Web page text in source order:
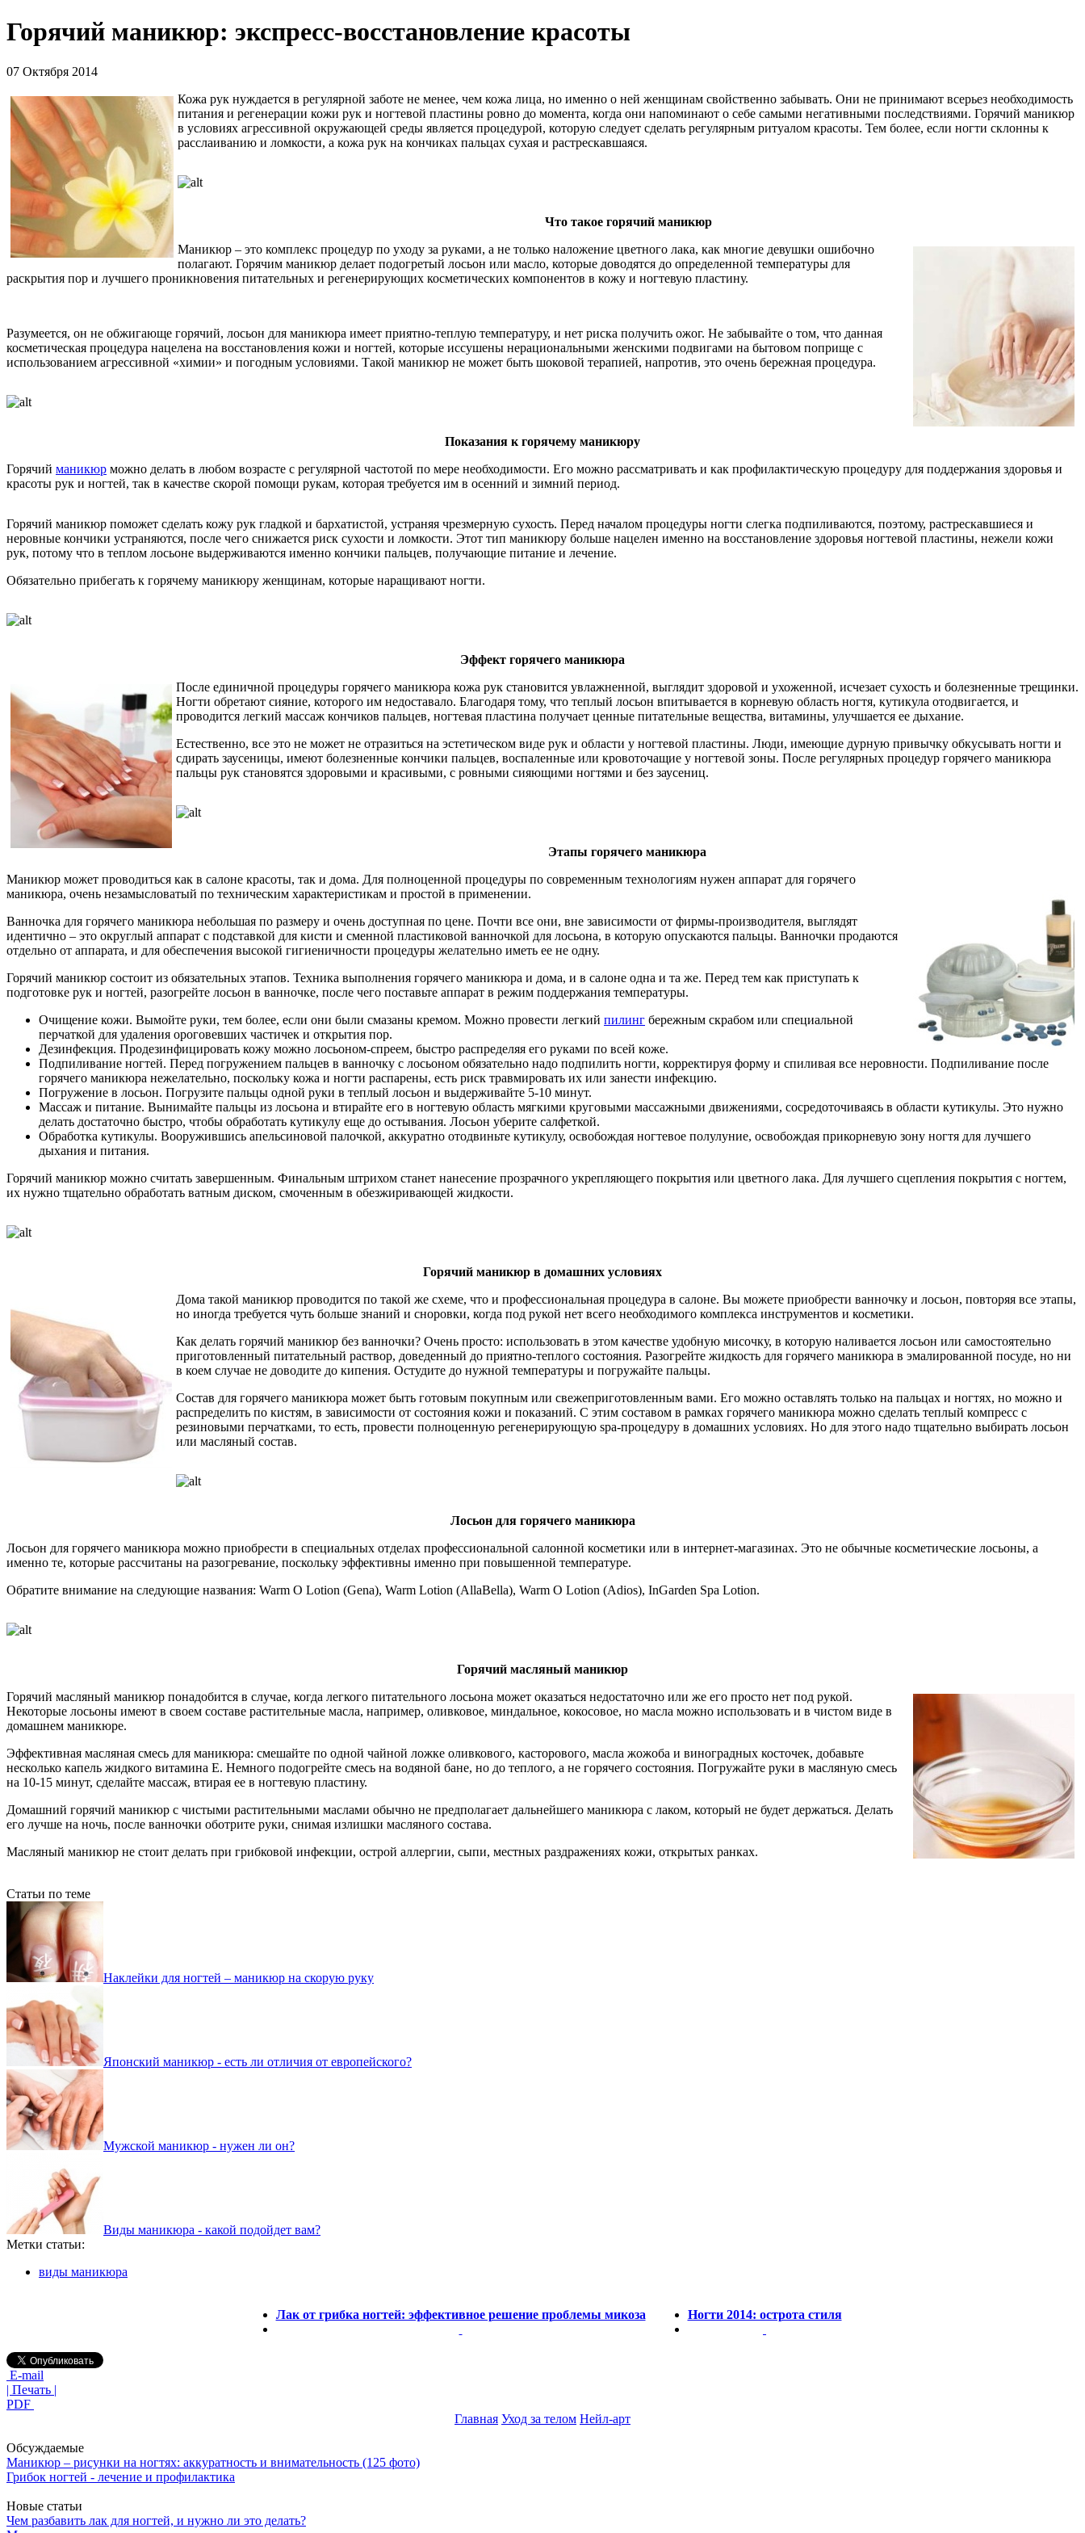
Горячий маникюр: экспресс-восстановление красоты
07 Октября 2014
Кожа рук нуждается в регулярной заботе не менее, чем кожа лица, но именно о ней женщинам свойственно забывать. Они не принимают всерьез необходимость
питания и регенерации кожи рук и ногтевой пластины ровно до момента, когда они напоминают о себе самыми негативными последствиями. Горячий маникюр
в условиях агрессивной окружающей среды является процедурой, которую следует сделать регулярным ритуалом красоты. Тем более, если ногти склонны к
расслаиванию и ломкости, а кожа рук на кончиках пальцах сухая и растрескавшаяся.
Что такое горячий маникюр
Маникюр – это комплекс процедур по уходу за руками, а не только наложение цветного лака, как многие девушки ошибочно
полагают. Горячим маникюр делает подогретый лосьон или масло, которые доводятся до определенной температуры для
раскрытия пор и лучшего проникновения питательных и регенерирующих косметических компонентов в кожу и ногтевую пластину.
Разумеется, он не обжигающе горячий, лосьон для маникюра имеет приятно-теплую температуру, и нет риска получить ожог. Не забывайте о том, что данная
косметическая процедура нацелена на восстановления кожи и ногтей, которые иссушены нерациональными женскими подвигами на бытовом поприще с
использованием агрессивной «химии» и погодным условиями. Такой маникюр не может быть шоковой терапией, напротив, это очень бережная процедура.
Показания к горячему маникюру
Горячий маникюр можно делать в любом возрасте с регулярной частотой по мере необходимости. Его можно рассматривать и как профилактическую процедуру для поддержания здоровья и
красоты рук и ногтей, так в качестве скорой помощи рукам, которая требуется им в осенний и зимний период.
Горячий маникюр поможет сделать кожу рук гладкой и бархатистой, устраняя чрезмерную сухость. Перед началом процедуры ногти слегка подпиливаются, поэтому, растрескавшиеся и
неровные кончики устраняются, после чего снижается риск сухости и ломкости. Этот тип маникюру больше нацелен именно на восстановление здоровья ногтевой пластины, нежели кожи
рук, потому что в теплом лосьоне выдерживаются именно кончики пальцев, получающие питание и лечение.
Обязательно прибегать к горячему маникюру женщинам, которые наращивают ногти.
Эффект горячего маникюра
После единичной процедуры горячего маникюра кожа рук становится увлажненной, выглядит здоровой и ухоженной, исчезает сухость и болезненные трещинки.
Ногти обретают сияние, которого им недоставало. Благодаря тому, что теплый лосьон впитывается в корневую область ногтя, кутикула отодвигается, и
проводится легкий массаж кончиков пальцев, ногтевая пластина получает ценные питательные вещества, витамины, улучшается ее дыхание.
Естественно, все это не может не отразиться на эстетическом виде рук и области у ногтевой пластины. Люди, имеющие дурную привычку обкусывать ногти и
сдирать заусеницы, имеют болезненные кончики пальцев, воспаленные или кровоточащие у ногтевой зоны. После регулярных процедур горячего маникюра
пальцы рук становятся здоровыми и красивыми, с ровными сияющими ногтями и без заусениц.
Этапы горячего маникюра
Маникюр может проводиться как в салоне красоты, так и дома. Для полноценной процедуры по современным технологиям нужен аппарат для горячего
маникюра, очень незамысловатый по техническим характеристикам и простой в применении.
Ванночка для горячего маникюра небольшая по размеру и очень доступная по цене. Почти все они, вне зависимости от фирмы-производителя, выглядят
идентично – это округлый аппарат с подставкой для кисти и сменной пластиковой ванночкой для лосьона, в которую опускаются пальцы. Ванночки продаются
отдельно от аппарата, и для обеспечения высокой гигиеничности процедуры желательно иметь ее не одну.
Горячий маникюр состоит из обязательных этапов. Техника выполнения горячего маникюра и дома, и в салоне одна и та же. Перед тем как приступать к
подготовке рук и ногтей, разогрейте лосьон в ванночке, после чего поставьте аппарат в режим поддержания температуры.
Очищение кожи. Вымойте руки, тем более, если они были смазаны кремом. Можно провести легкий пилинг бережным скрабом или специальной
перчаткой для удаления ороговевших частичек и открытия пор.
Дезинфекция. Продезинфицировать кожу можно лосьоном-спреем, быстро распределяя его руками по всей коже.
Подпиливание ногтей. Перед погружением пальцев в ванночку с лосьоном обязательно надо подпилить ногти, корректируя форму и спиливая все неровности. Подпиливание после
горячего маникюра нежелательно, поскольку кожа и ногти распарены, есть риск травмировать их или занести инфекцию.
Погружение в лосьон. Погрузите пальцы одной руки в теплый лосьон и выдерживайте 5-10 минут.
Массаж и питание. Вынимайте пальцы из лосьона и втирайте его в ногтевую область мягкими круговыми массажными движениями, сосредоточиваясь в области кутикулы. Это нужно
делать достаточно быстро, чтобы обработать кутикулу еще до остывания. Лосьон уберите салфеткой.
Обработка кутикулы. Вооружившись апельсиновой палочкой, аккуратно отодвиньте кутикулу, освобождая ногтевое полулуние, освобождая прикорневую зону ногтя для лучшего
дыхания и питания.
Горячий маникюр можно считать завершенным. Финальным штрихом станет нанесение прозрачного укрепляющего покрытия или цветного лака. Для лучшего сцепления покрытия с ногтем,
их нужно тщательно обработать ватным диском, смоченным в обезжиривающей жидкости.
Горячий маникюр в домашних условиях
Дома такой маникюр проводится по такой же схеме, что и профессиональная процедура в салоне. Вы можете приобрести ванночку и лосьон, повторяя все этапы,
но иногда требуется чуть больше знаний и сноровки, когда под рукой нет всего необходимого комплекса инструментов и косметики.
Как делать горячий маникюр без ванночки? Очень просто: использовать в этом качестве удобную мисочку, в которую наливается лосьон или самостоятельно
приготовленный питательный раствор, доведенный до приятно-теплого состояния. Разогрейте жидкость для горячего маникюра в эмалированной посуде, но ни
в коем случае не доводите до кипения. Остудите до нужной температуры и погружайте пальцы.
Состав для горячего маникюра может быть готовым покупным или свежеприготовленным вами. Его можно оставлять только на пальцах и ногтях, но можно и
распределить по кистям, в зависимости от состояния кожи и показаний. С этим составом в рамках горячего маникюра можно сделать теплый компресс с
резиновыми перчатками, то есть, провести полноценную регенерирующую spa-процедуру в домашних условиях. Но для этого надо тщательно выбирать лосьон
или масляный состав.
Лосьон для горячего маникюра
Лосьон для горячего маникюра можно приобрести в специальных отделах профессиональной салонной косметики или в интернет-магазинах. Это не обычные косметические лосьоны, а
именно те, которые рассчитаны на разогревание, поскольку эффективны именно при повышенной температуре.
Обратите внимание на следующие названия: Warm O Lotion (Gena), Warm Lotion (AllaBella), Warm O Lotion (Adios), InGarden Spa Lotion.
Горячий масляный маникюр
Горячий масляный маникюр понадобится в случае, когда легкого питательного лосьона может оказаться недостаточно или же его просто нет под рукой.
Некоторые лосьоны имеют в своем составе растительные масла, например, оливковое, миндальное, кокосовое, но масла можно использовать и в чистом виде в
домашнем маникюре.
Эффективная масляная смесь для маникюра: смешайте по одной чайной ложке оливкового, касторового, масла жожоба и виноградных косточек, добавьте
несколько капель жидкого витамина Е. Немного подогрейте смесь на водяной бане, но до теплого, а не горячего состояния. Погружайте руки в масляную смесь
на 10-15 минут, сделайте массаж, втирая ее в ногтевую пластину.
Домашний горячий маникюр с чистыми растительными маслами обычно не предполагает дальнейшего маникюра с лаком, который не будет держаться. Делать
его лучше на ночь, после ванночки оботрите руки, снимая излишки масляного состава.
Масляный маникюр не стоит делать при грибковой инфекции, острой аллергии, сыпи, местных раздражениях кожи, открытых ранках.
Статьи по теме
Наклейки для ногтей – маникюр на скорую руку
Японский маникюр - есть ли отличия от европейского?
Мужской маникюр - нужен ли он?
Виды маникюра - какой подойдет вам?
Метки статьи:
виды маникюра
Лак от грибка ногтей: эффективное решение проблемы микоза Ногти 2014: острота стиля
E-mail
| Печать |
PDF
Главная Уход за телом Нейл-арт
Обсуждаемые
Маникюр – рисунки на ногтях: аккуратность и внимательность (125 фото)
Грибок ногтей - лечение и профилактика
Новые статьи
Чем разбавить лак для ногтей, и нужно ли это делать?